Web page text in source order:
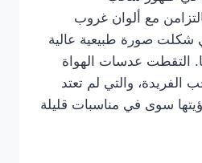
مع ألوان غروب
شكلت صورة طبيعية عالية
التقطت عدسات الهواة
والتي لم تعتد
سوى في مناسبات قليلة